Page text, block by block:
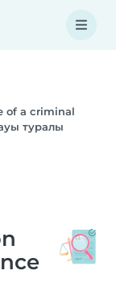
of a criminal
туралы